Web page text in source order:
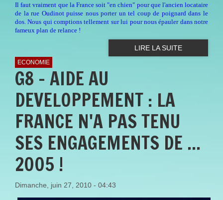
Il faut vraiment que la France soit "en chien" pour que l'ancien locataire
de la rue Oudinot puisse nous porter un tel coup de poignard dans le
dos. Nous qui comptions tellement sur lui pour nous épauler dans notre
fameux plan de relance !
LIRE LA SUITE
ECONOMIE
G8 - AIDE AU
DEVELOPPEMENT : LA
FRANCE N'A PAS TENU
SES ENGAGEMENTS DE ...
2005 !
Dimanche, juin 27, 2010 - 04:43